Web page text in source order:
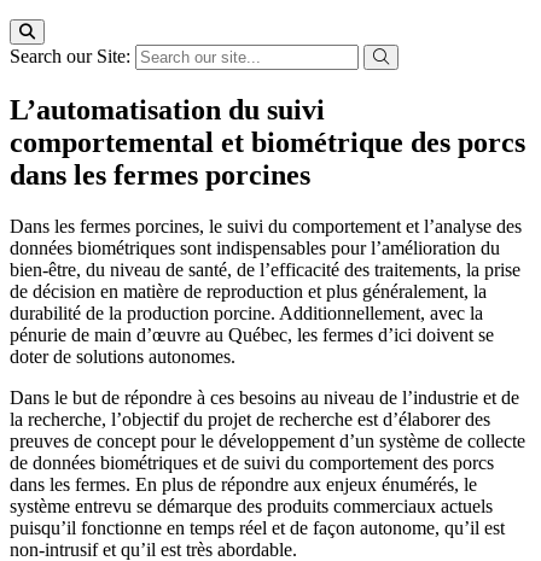
Search our Site:
L’automatisation du suivi
comportemental et biométrique des porcs
dans les fermes porcines
Dans les fermes porcines, le suivi du comportement et l’analyse des
données biométriques sont indispensables pour l’amélioration du
bien-être, du niveau de santé, de l’efficacité des traitements, la prise
de décision en matière de reproduction et plus généralement, la
durabilité de la production porcine. Additionnellement, avec la
pénurie de main d’œuvre au Québec, les fermes d’ici doivent se
doter de solutions autonomes.
Dans le but de répondre à ces besoins au niveau de l’industrie et de
la recherche, l’objectif du projet de recherche est d’élaborer des
preuves de concept pour le développement d’un système de collecte
de données biométriques et de suivi du comportement des porcs
dans les fermes. En plus de répondre aux enjeux énumérés, le
système entrevu se démarque des produits commerciaux actuels
puisqu’il fonctionne en temps réel et de façon autonome, qu’il est
non-intrusif et qu’il est très abordable.